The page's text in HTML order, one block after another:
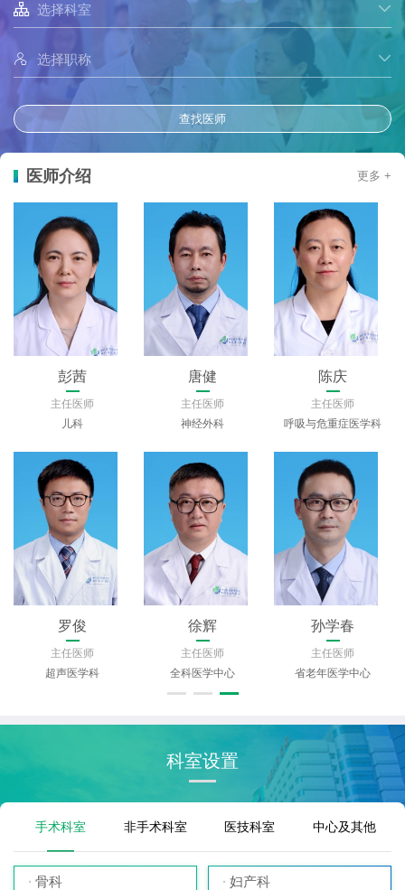


查找医师
医师介绍 更多 +
彭茜
主任医师
儿科
唐健
主任医师
神经外科
陈庆
主任医师
呼吸与危重症医学科
罗俊
主任医师
超声医学科
徐辉
主任医师
全科医学中心
孙学春
主任医师
省老年医学中心
科室设置
手术科室 非手术科室 医技科室 中心及其他
骨科 妇产科